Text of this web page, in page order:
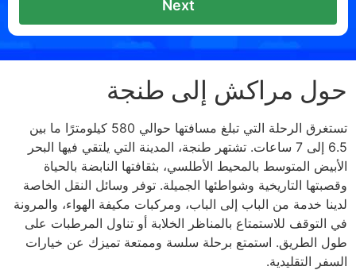
Next
حول مراكش إلى طنجة
تستغرق الرحلة التي تبلغ مسافتها حوالي 580 كيلومترًا ما بين
6.5 إلى 7 ساعات. تشتهر طنجة، المدينة التي يلتقي فيها البحر
الأبيض المتوسط ​​بالمحيط الأطلسي، بثقافتها النابضة بالحياة
وقصبتها التاريخية وشواطئها الجميلة. توفر وسائل النقل الخاصة
لدينا خدمة من الباب إلى الباب، ومركبات مكيفة الهواء، والمرونة
في التوقف للاستمتاع بالمناظر الخلابة أو تناول المرطبات على
طول الطريق. استمتع برحلة سلسة وممتعة تميزك عن خيارات
السفر التقليدية.